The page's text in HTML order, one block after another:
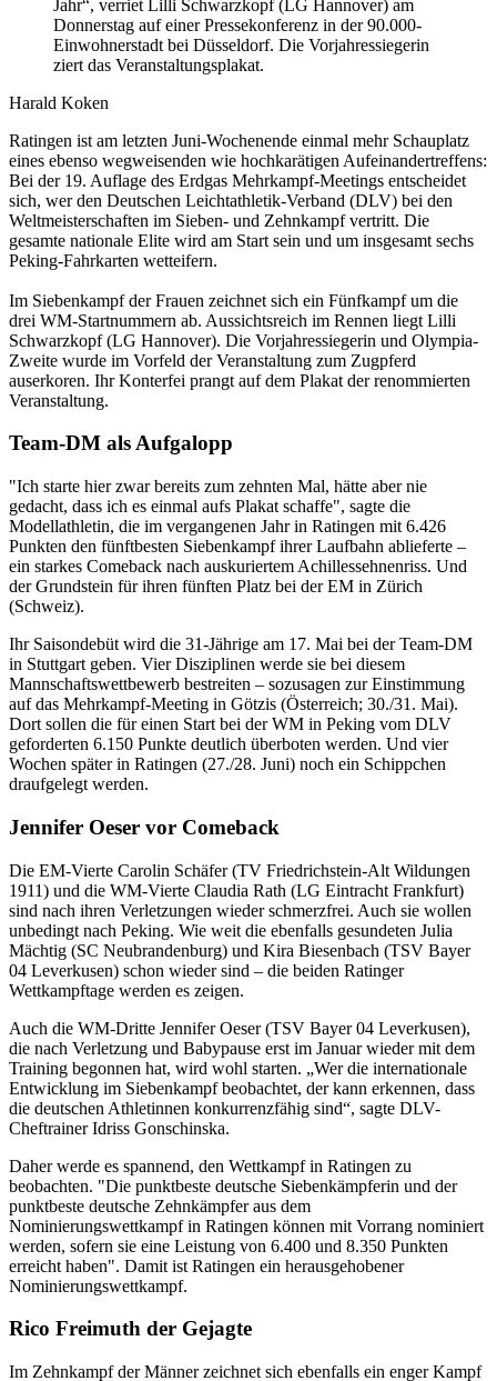
Jahr“, verriet Lilli Schwarzkopf (LG Hannover) am
Donnerstag auf einer Pressekonferenz in der 90.000-
Einwohnerstadt bei Düsseldorf. Die Vorjahressiegerin
ziert das Veranstaltungsplakat.
Harald Koken
Ratingen ist am letzten Juni-Wochenende einmal mehr Schauplatz
eines ebenso wegweisenden wie hochkarätigen Aufeinandertreffens:
Bei der 19. Auflage des Erdgas Mehrkampf-Meetings entscheidet
sich, wer den Deutschen Leichtathletik-Verband (DLV) bei den
Weltmeisterschaften im Sieben- und Zehnkampf vertritt. Die
gesamte nationale Elite wird am Start sein und um insgesamt sechs
Peking-Fahrkarten wetteifern.
Im Siebenkampf der Frauen zeichnet sich ein Fünfkampf um die
drei WM-Startnummern ab. Aussichtsreich im Rennen liegt Lilli
Schwarzkopf (LG Hannover). Die Vorjahressiegerin und Olympia-
Zweite wurde im Vorfeld der Veranstaltung zum Zugpferd
auserkoren. Ihr Konterfei prangt auf dem Plakat der renommierten
Veranstaltung.
Team-DM als Aufgalopp
"Ich starte hier zwar bereits zum zehnten Mal, hätte aber nie
gedacht, dass ich es einmal aufs Plakat schaffe", sagte die
Modellathletin, die im vergangenen Jahr in Ratingen mit 6.426
Punkten den fünftbesten Siebenkampf ihrer Laufbahn ablieferte –
ein starkes Comeback nach auskuriertem Achillessehnenriss. Und
der Grundstein für ihren fünften Platz bei der EM in Zürich
(Schweiz).
Ihr Saisondebüt wird die 31-Jährige am 17. Mai bei der Team-DM
in Stuttgart geben. Vier Disziplinen werde sie bei diesem
Mannschaftswettbewerb bestreiten – sozusagen zur Einstimmung
auf das Mehrkampf-Meeting in Götzis (Österreich; 30./31. Mai).
Dort sollen die für einen Start bei der WM in Peking vom DLV
geforderten 6.150 Punkte deutlich überboten werden. Und vier
Wochen später in Ratingen (27./28. Juni) noch ein Schippchen
draufgelegt werden.
Jennifer Oeser vor Comeback
Die EM-Vierte Carolin Schäfer (TV Friedrichstein-Alt Wildungen
1911) und die WM-Vierte Claudia Rath (LG Eintracht Frankfurt)
sind nach ihren Verletzungen wieder schmerzfrei. Auch sie wollen
unbedingt nach Peking. Wie weit die ebenfalls gesundeten Julia
Mächtig (SC Neubrandenburg) und Kira Biesenbach (TSV Bayer
04 Leverkusen) schon wieder sind – die beiden Ratinger
Wettkampftage werden es zeigen.
Auch die WM-Dritte Jennifer Oeser (TSV Bayer 04 Leverkusen),
die nach Verletzung und Babypause erst im Januar wieder mit dem
Training begonnen hat, wird wohl starten. „Wer die internationale
Entwicklung im Siebenkampf beobachtet, der kann erkennen, dass
die deutschen Athletinnen konkurrenzfähig sind“, sagte DLV-
Cheftrainer Idriss Gonschinska.
Daher werde es spannend, den Wettkampf in Ratingen zu
beobachten. "Die punktbeste deutsche Siebenkämpferin und der
punktbeste deutsche Zehnkämpfer aus dem
Nominierungswettkampf in Ratingen können mit Vorrang nominiert
werden, sofern sie eine Leistung von 6.400 und 8.350 Punkten
erreicht haben". Damit ist Ratingen ein herausgehobener
Nominierungswettkampf.
Rico Freimuth der Gejagte
Im Zehnkampf der Männer zeichnet sich ebenfalls ein enger Kampf